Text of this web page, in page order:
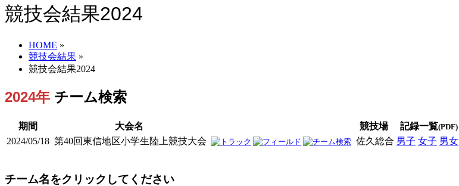
競技会結果2024
HOME »
競技会結果 »
競技会結果2024
2024年 チーム検索
期間 大会名 競技場 記録一覧(PDF)
2024/05/18 第40回東信地区小学生陸上競技大会 佐久総合 男子 女子 男女
チーム名をクリックしてください